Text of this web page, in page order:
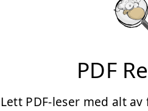
PDF
Lett PDF-leser med alt